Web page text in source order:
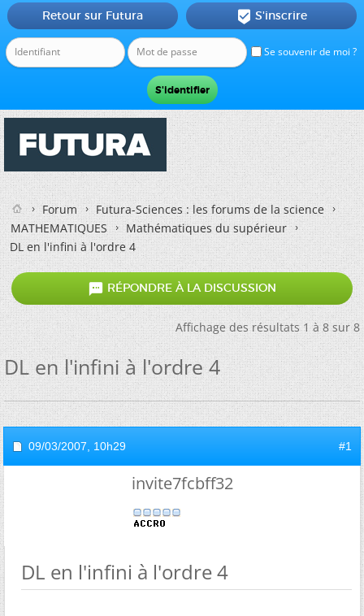
Se souvenir de moi ?
Retour sur Futura  S'inscrire
Forum
Futura-Sciences : les forums de la science
MATHEMATIQUES
Mathématiques du supérieur
DL en l'infini à l'ordre 4
 RÉPONDRE À LA DISCUSSION
Affichage des résultats 1 à 8 sur 8
DL en l'infini à l'ordre 4
09/03/2007, 10h29 #1
invite7fcbff32
DL en l'infini à l'ordre 4